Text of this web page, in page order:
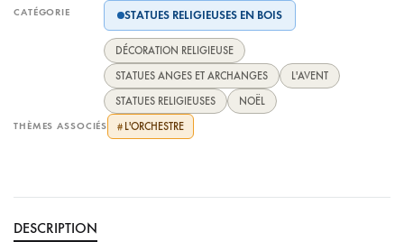
CATÉGORIE STATUES RELIGIEUSES EN BOIS
DÉCORATION RELIGIEUSE
STATUES ANGES ET ARCHANGES
L'AVENT
STATUES RELIGIEUSES
NOËL
THÈMES ASSOCIÉS # L'ORCHESTRE
DESCRIPTION